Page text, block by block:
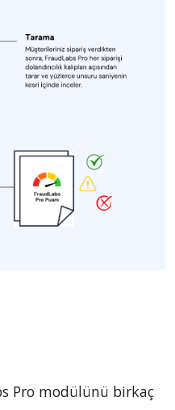
Pro modülünü birkaç